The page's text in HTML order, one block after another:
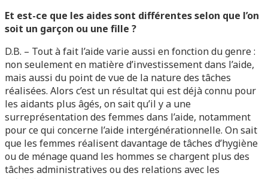
Et est-ce que les aides sont différentes selon que l’on
soit un garçon ou une fille ?
D.B. – Tout à fait l’aide varie aussi en fonction du genre :
non seulement en matière d’investissement dans l’aide,
mais aussi du point de vue de la nature des tâches
réalisées. Alors c’est un résultat qui est déjà connu pour
les aidants plus âgés, on sait qu’il y a une
surreprésentation des femmes dans l’aide, notamment
pour ce qui concerne l’aide intergénérationnelle. On sait
que les femmes réalisent davantage de tâches d’hygiène
ou de ménage quand les hommes se chargent plus des
tâches administratives ou des relations avec les